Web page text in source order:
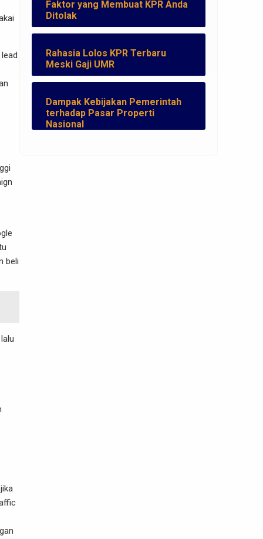
beli
Faktor yang Membuat KPR Anda
Ditolak
Rahasia Lolos KPR Terbaru
Meski Gaji UMR
Dampak Kebijakan Pemerintah
terhadap Pasar Properti
Nasional